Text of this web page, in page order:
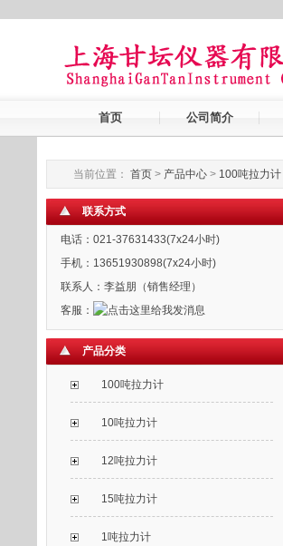
首页 公司简介
当前位置： 首页 > 产品中心 > 100吨拉力计
联系方式
电话：021-37631433(7x24小时)
手机：13651930898(7x24小时)
联系人：李益朋（销售经理）
客服：
产品分类
100吨拉力计
10吨拉力计
12吨拉力计
15吨拉力计
1吨拉力计